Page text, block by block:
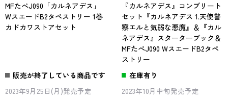
MFたぺJ090「カルネアデス」
WスエードB2タペストリー 1巻
カドカワストアセット
販売が終了している商品です
2023年9月25日(月)発売予定
『カルネアデス』コンプリート
セット『カルネアデス 1.天使警
察エルと気弱な悪魔』＆『カル
ネアデス』スターターブック＆
MFたぺJ090 WスエードB2タペ
ストリー
在庫有り
2023年10月中旬発売予定